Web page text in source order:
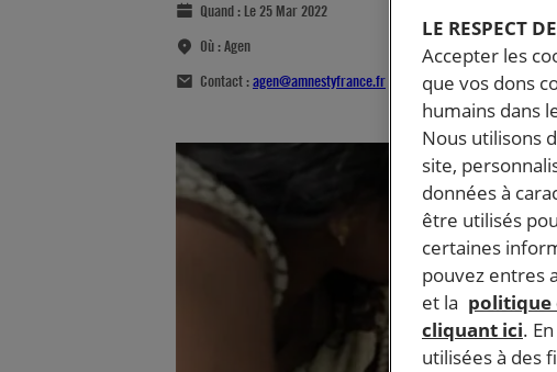
Quand : Le 25 Mar 2022
Où :Agen
Contact :agen@amnestyfrance.fr
LE RESPECT
Accepter les
que vos dons
humains dans
Nous utilisons
site,
données à
être utilisés
certaines
pouvez entres
et la politique
cliquant ici.
utilisées à des